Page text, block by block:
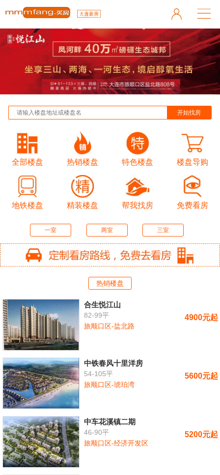
全部楼盘 热销楼盘 特色楼盘 楼盘导购
地铁楼盘 精装楼盘 帮我找房 免费看房
一室 两室 三室
热销楼盘
合生悦江山
82-99平
旅顺口区-盐北路
4900元起
中铁春风十里洋房
54-105平
旅顺口区-琥珀湾
5600元起
中车花溪镇二期
46-90平
旅顺口区-经济开发区
5200元起